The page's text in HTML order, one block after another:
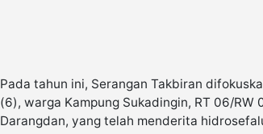
Pada tahun ini, Serangan Takbiran
(6), warga Kampung Sukadingin, RT 06/RW
Darangdan, yang telah menderita